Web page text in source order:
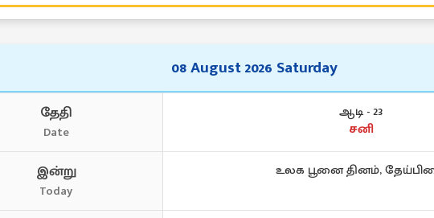
08 August 2026 Saturday
தேதி
Date
ஆடி - 23
சனி
இன்று
Today
உலக பூனை தினம்,